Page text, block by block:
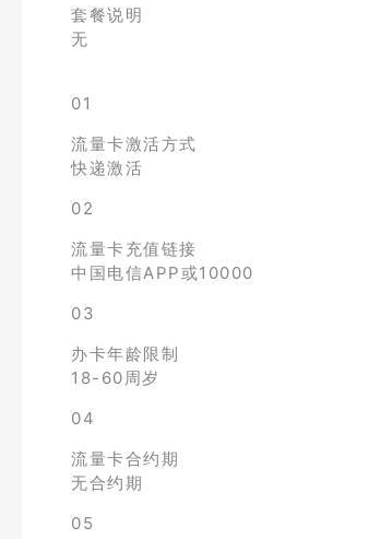
套餐说明
无
01
流量卡激活方式
快递激活
02
流量卡充值链接
中国电信APP或10000
03
办卡年龄限制
18-60周岁
04
流量卡合约期
无合约期
05